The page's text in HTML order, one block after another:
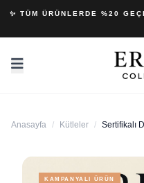
✨ TÜM ÜRÜNLERDE %20
Anasayfa / Kütleler / Sertifikalı
KAMPANYALI ÜRÜN